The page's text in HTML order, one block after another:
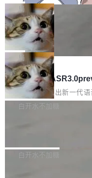
x / Harmony PC curl -
r.org/solon...
不断累积，代码仓中的模
务逻辑等关键信息往往分
件之中，形成高度复杂的
代码检索手段（如关键词匹
在语法层面完成文本定位，
内涵与结构关联，导致开发
理解大规模代码仓时面临显
颈。 代码仓深度理解服务
e深度理解服务"）是华为
名90后算法工程师王某，
服务器空间，删光了公司
数据。 王某2024年1月入
短剧部门，有互联网大厂背
调整期间，部门三次通知
移到B集群，王某都回复了"
数据。2024年9月3日下午4
的账号密码进入A集群，输
称为"删库跑路"的命令——
自研的多个文生3D和...
局
Cloudflare 分享推理优
che 量化 + 权重压缩，吞
1%，成本降 30%
Kimi 和 GLM 是当前最强
它们有一个共同的问题：
的 Kimi K 系列和智谱的
oE 架构的大模型，好用到
存永远不够用。
一直在跑这些模型的推理
整性保护。效果是：吞吐量
局
腾讯混元 Hy
腾讯混元正式推出新一代
3.0preview。基于最新一
让语音识别不再只是听清，
白开水不加糖
新和少量网页兼容性修复
白开水不加糖